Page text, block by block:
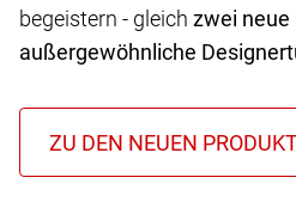
begeistern - gleich zwei
außergewöhnliche